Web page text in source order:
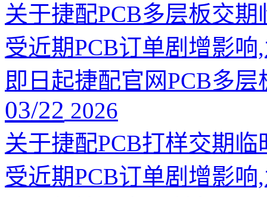
关于捷配PCB多层板交
受近期PCB订单剧增影
即日起捷配官网PCB多
03/22 2026
关于捷配PCB打样交期临
受近期PCB订单剧增影